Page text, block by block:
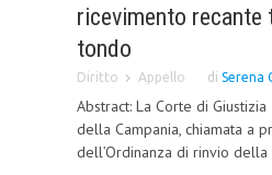
TAX RISK MANAGEMENT
CRIMINOLOGIA TRIBUTARIA
CFC E PARADISI FISCALI
TRANSFER PRICING
ricevimento
tondo
Diritto Appello di Serena
Abstract: La Corte di
della Campania, chiamata a
dell’Ordinanza di rinvio